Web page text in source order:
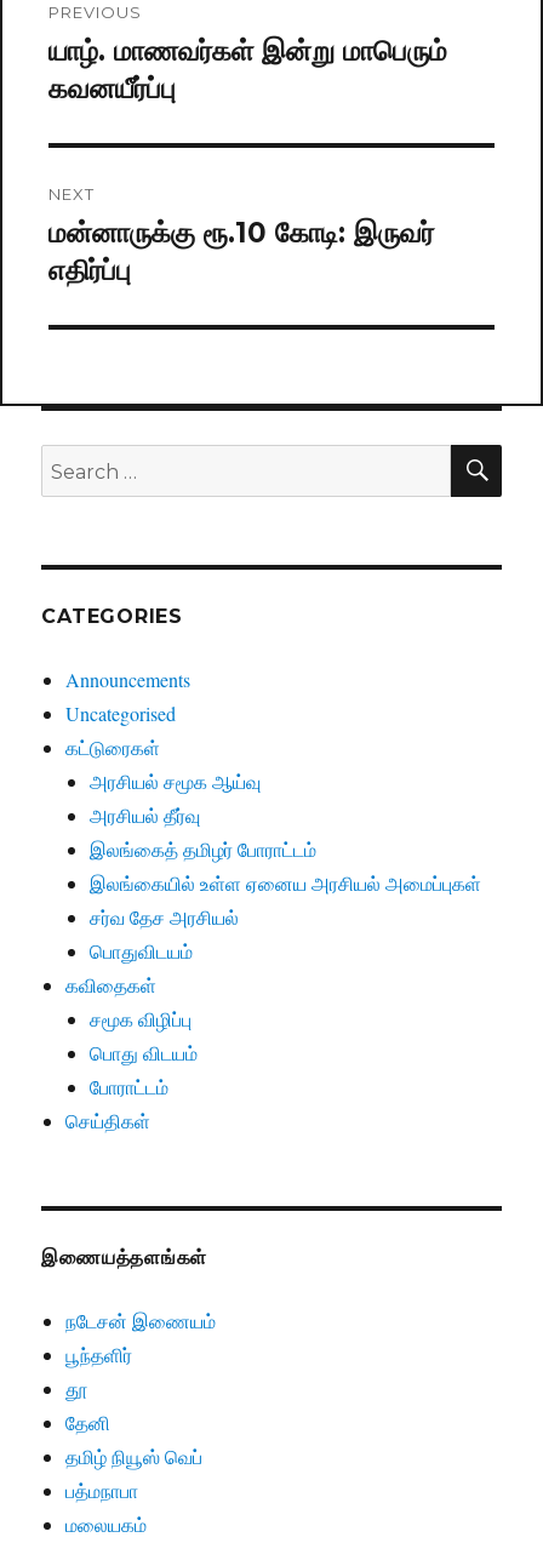
navigation
PREVIOUS
Previous
post:
யாழ். மாணவர்கள் இன்று மாபெரும்
கவனயீர்ப்பு
NEXT
Next
post:
மன்னாருக்கு ரூ.10 கோடி: இருவர்
எதிர்ப்பு
Search
for:
CATEGORIES
Announcements
Uncategorised
கட்டுரைகள்
அரசியல் சமூக ஆய்வு
அரசியல் தீர்வு
இலங்கைத் தமிழர் போராட்டம்
இலங்கையில் உள்ள ஏனைய அரசியல் அமைப்புகள்
சர்வ தேச அரசியல்
பொதுவிடயம்
கவிதைகள்
சமூக விழிப்பு
பொது விடயம்
போராட்டம்
செய்திகள்
இணையத்தளங்கள்
நடேசன் இணையம்
பூந்தளிர்
தூ
தேனி
தமிழ் நியூஸ் வெப்
பத்மநாபா
மலையகம்